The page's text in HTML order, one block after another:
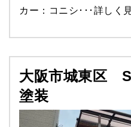
カー：コニシ･･･ 詳しく
大阪市城東区
塗装